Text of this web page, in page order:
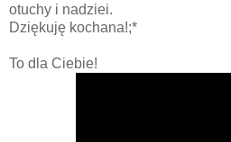
otuchy i nadziei.
Dziękuję kochana!;*
To dla Ciebie!